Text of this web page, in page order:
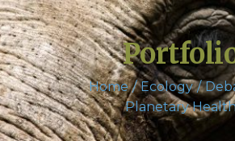
Home Ecology
Planetary